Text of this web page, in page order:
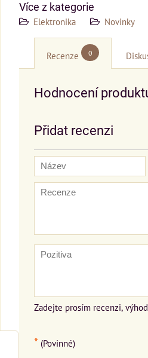
Více z kategorie
Elektronika Novinky
Recenze 0
Hodnocení
Přidat recenzi
Zadejte prosím recenzi,
* (Povinné)